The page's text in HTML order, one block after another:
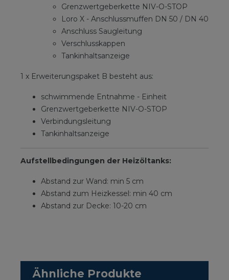
Grenzwertgeberkette NIV-O-STOP
Loro X - Anschlussmuffen DN 50 / DN 40
Anschluss Saugleitung
Verschlusskappen
Tankinhaltsanzeige
1 x Erweiterungspaket B besteht aus:
schwimmende Entnahme - Einheit
Grenzwertgeberkette NIV-O-STOP
Verbindungsleitung
Tankinhaltsanzeige
Aufstellbedingungen der Heizöltanks:
Abstand zur Wand: min 5 cm
Abstand zum Heizkessel: min 40 cm
Abstand zur Decke: 10-20 cm
Ähnliche Produkte